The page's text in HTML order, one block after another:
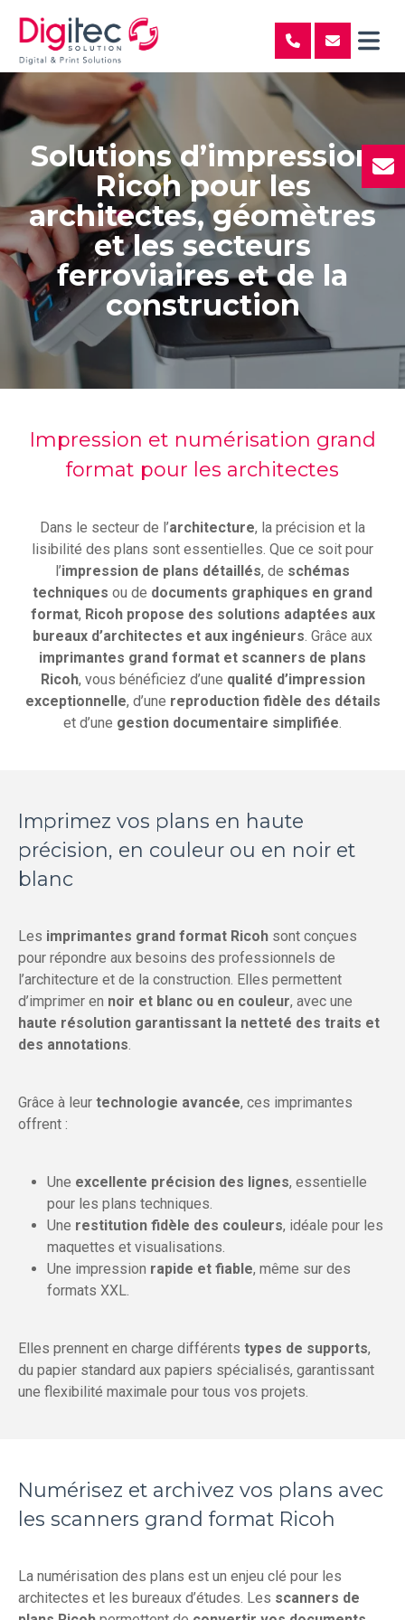
Solutions d’impression
Ricoh pour les
architectes, géomètres
et les secteurs
ferroviaires et de la
construction
Impression et numérisation grand
format pour les architectes
Dans le secteur de l’architecture, la précision et la
lisibilité des plans sont essentielles. Que ce soit pour
l’impression de plans détaillés, de schémas
techniques ou de documents graphiques en grand
format, Ricoh propose des solutions adaptées aux
bureaux d’architectes et aux ingénieurs. Grâce aux
imprimantes grand format et scanners de plans
Ricoh, vous bénéficiez d’une qualité d’impression
exceptionnelle, d’une reproduction fidèle des détails
et d’une gestion documentaire simplifiée.
Imprimez vos plans en haute
précision, en couleur ou en noir et
blanc
Les imprimantes grand format Ricoh sont conçues
pour répondre aux besoins des professionnels de
l’architecture et de la construction. Elles permettent
d’imprimer en noir et blanc ou en couleur, avec une
haute résolution garantissant la netteté des traits et
des annotations.
Grâce à leur technologie avancée, ces imprimantes
offrent :
Une excellente précision des lignes, essentielle
pour les plans techniques.
Une restitution fidèle des couleurs, idéale pour les
maquettes et visualisations.
Une impression rapide et fiable, même sur des
formats XXL.
Elles prennent en charge différents types de supports,
du papier standard aux papiers spécialisés, garantissant
une flexibilité maximale pour tous vos projets.
Numérisez et archivez vos plans avec
les scanners grand format Ricoh
La numérisation des plans est un enjeu clé pour les
architectes et les bureaux d’études. Les scanners de